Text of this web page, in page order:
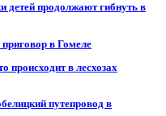
детей продолжают гибнуть в
в Гомеле
происходит в лесхозах
путепровод в